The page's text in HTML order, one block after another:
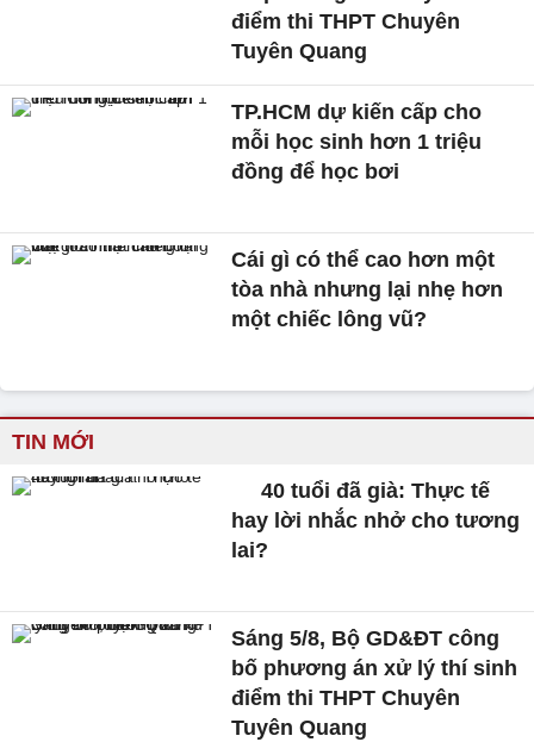
điểm thi THPT Chuyên
Tuyên Quang
TP.HCM dự kiến cấp cho
mỗi học sinh hơn 1 triệu
đồng để học bơi
Cái gì có thể cao hơn một
tòa nhà nhưng lại nhẹ hơn
một chiếc lông vũ?
TIN MỚI
40 tuổi đã già: Thực tế
hay lời nhắc nhở cho tương
lai?
Sáng 5/8, Bộ GD&ĐT công
bố phương án xử lý thí sinh
điểm thi THPT Chuyên
Tuyên Quang